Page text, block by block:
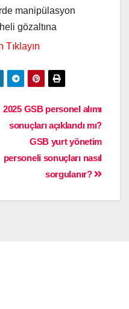
manipülasyon
gözaltına
2025 GSB personel alımı
sonuçları açıklandı mı?
GSB yurt yönetim
personeli sonuçları nasıl
sorgulanır?